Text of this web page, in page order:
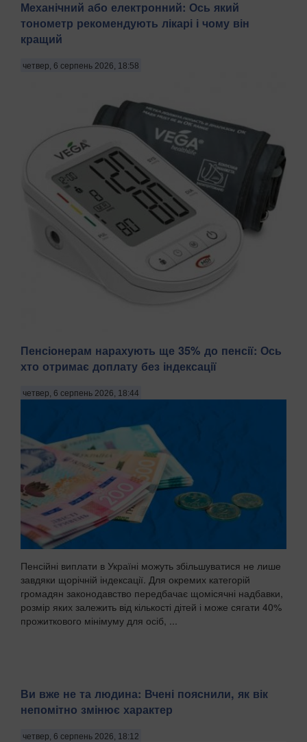
Механічний або електронний: Ось який
тонометр рекомендують лікарі і чому він
кращий
четвер, 6 серпень 2026, 18:58
Підвищений артеріальний тиск недарма називають
«тихим убивцею». Гіпертонія може роками не викликати
інсульту, інфаркту та інших серцево-судинних
Пенсіонерам нарахують ще 35% до пенсії: Ось
хто отримає доплату без індексації
четвер, 6 серпень 2026, 18:44
Пенсійні виплати в Україні можуть збільшуватися не лише
завдяки щорічній індексації. Для окремих категорій
громадян законодавство передбачає щомісячні надбавки,
розмір яких залежить від кількості дітей і може сягати 40%
прожиткового мінімуму для осіб, ...
Ви вже не та людина: Вчені пояснили, як вік
непомітно змінює характер
четвер, 6 серпень 2026, 18:12